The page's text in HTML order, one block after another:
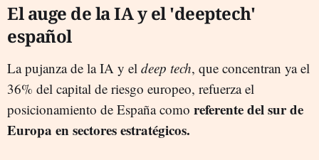
El auge de la IA y el 'deeptech'
español
La pujanza de la IA y el deep tech, que concentran ya el
36% del capital de riesgo europeo, refuerza el
posicionamiento de España como referente del sur de
Europa en sectores estratégicos.